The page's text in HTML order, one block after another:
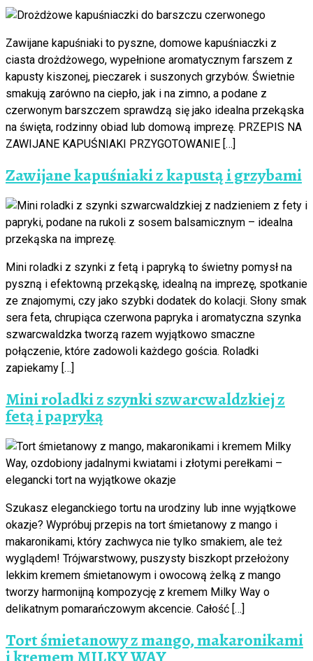
Zawijane kapuśniaki to pyszne, domowe kapuśniaczki z
ciasta drożdżowego, wypełnione aromatycznym farszem z
kapusty kiszonej, pieczarek i suszonych grzybów. Świetnie
smakują zarówno na ciepło, jak i na zimno, a podane z
czerwonym barszczem sprawdzą się jako idealna przekąska
na święta, rodzinny obiad lub domową imprezę. PRZEPIS NA
ZAWIJANE KAPUŚNIAKI PRZYGOTOWANIE […]
Zawijane kapuśniaki z kapustą i grzybami
Mini roladki z szynki z fetą i papryką to świetny pomysł na
pyszną i efektowną przekąskę, idealną na imprezę, spotkanie
ze znajomymi, czy jako szybki dodatek do kolacji. Słony smak
sera feta, chrupiąca czerwona papryka i aromatyczna szynka
szwarcwaldzka tworzą razem wyjątkowo smaczne
połączenie, które zadowoli każdego gościa. Roladki
zapiekamy […]
Mini roladki z szynki szwarcwaldzkiej z
fetą i papryką
Szukasz eleganckiego tortu na urodziny lub inne wyjątkowe
okazje? Wypróbuj przepis na tort śmietanowy z mango i
makaronikami, który zachwyca nie tylko smakiem, ale też
wyglądem! Trójwarstwowy, puszysty biszkopt przełożony
lekkim kremem śmietanowym i owocową żelką z mango
tworzy harmonijną kompozycję z kremem Milky Way o
delikatnym pomarańczowym akcencie. Całość […]
Tort śmietanowy z mango, makaronikami